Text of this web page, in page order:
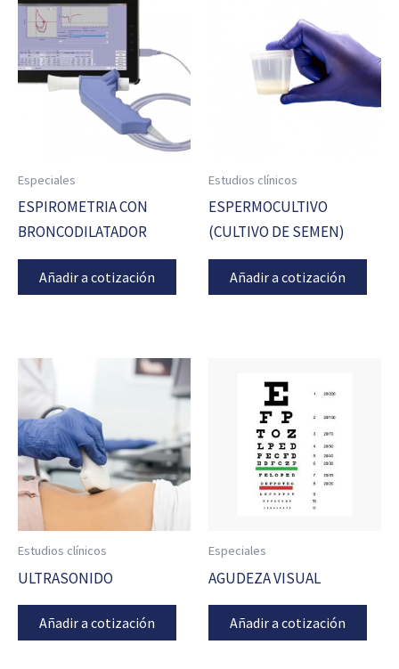
Especiales
ESPIROMETRIA CON
BRONCODILATADOR
Añadir a cotización
Estudios clínicos
ESPERMOCULTIVO
(CULTIVO DE SEMEN)
Añadir a cotización
Estudios clínicos
ULTRASONIDO
Añadir a cotización
Especiales
AGUDEZA VISUAL
Añadir a cotización